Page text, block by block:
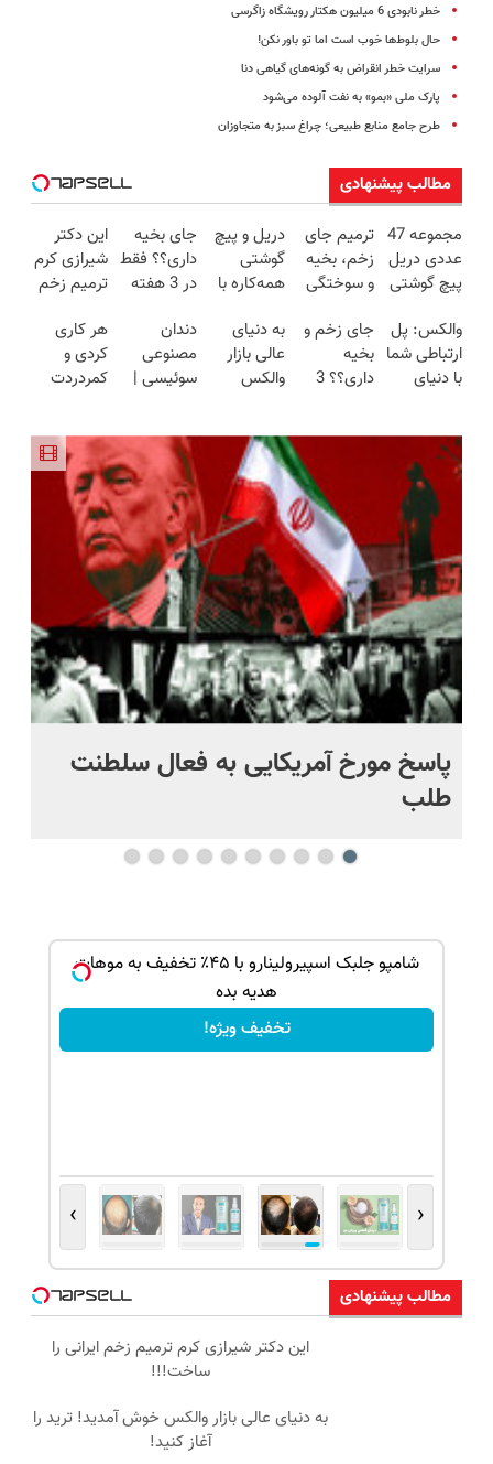
خطر نابودی 6 میلیون هکتار رویشگاه زاگرسی
حال بلوط‌ها خوب است اما تو باور نکن!
سرایت خطر انقراض به‌ گونه‌های گیاهی دنا
پارک ملی «بمو» به نفت آلوده می‌شود
طرح جامع منابع طبیعی؛ چراغ سبز به متجاوزان
مطالب پیشنهادی
مجموعه 47
عددی دریل
پیچ گوشتی
(تخفیف به
مدت
محدود)
ترمیم جای
زخم، بخیه
و سوختگی
هفته!!😍
دریل و پیچ
گوشتی
همه‌کاره با
هوشمند ⚙️
(نصف
قیمت بازار
جای بخیه
داری؟؟ فقط
در 3 هفته
کن!😍
این دکتر
شیرازی کرم
ترمیم زخم
ساخت!!!
والکس: پل
ارتباطی شما
با دنیای
جای زخم و
بخیه
داری؟؟ 3
به دنیای
عالی بازار
والکس
را آغاز کنید!
دندان
مصنوعی
سوئیسی |
طبیعی!
ویزیت
رایگان+پرداخت
اقساطی😍
هر کاری
کردی و
کمردردت
پرسشنامه و
دریافت راه
حل
پاسخ مورخ آمریکایی به فعال سلطنت
طلب
شامپو جلبک اسپیرولینارو با ۴۵٪ تخفیف به موهات
هدیه بده
تخفیف ویژه!
‹
›
مطالب پیشنهادی
این دکتر شیرازی کرم ترمیم زخم ایرانی را
ساخت!!!
به دنیای عالی بازار والکس خوش آمدید! ترید را
آغاز کنید!